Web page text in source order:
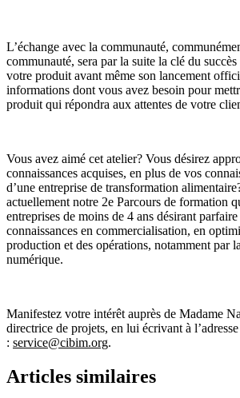
L’échange avec la communauté,
communauté, sera par la suite la clé du
votre produit avant même son lancement
informations dont vous avez besoin pour
produit qui répondra aux attentes de votre
Vous avez aimé cet atelier? Vous désirez
connaissances acquises, en plus de vos
d’une entreprise de transformation
actuellement notre 2e Parcours de formation
entreprises de moins de 4 ans désirant
connaissances en commercialisation, en
production et des opérations, notamment par
numérique.
Manifestez votre intérêt auprès de Madame
directrice de projets, en lui écrivant à
: service@cibim.org.
Articles similaires